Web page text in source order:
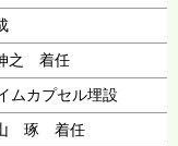
之 着任
ムカプセル埋設
琢 着任